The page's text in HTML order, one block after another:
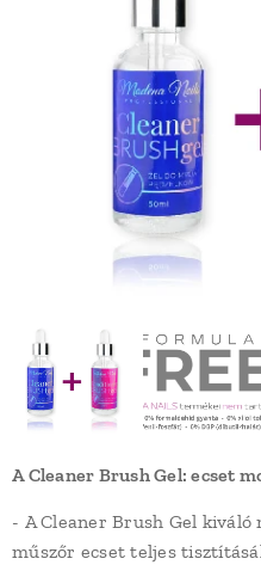
A Cleaner Brush Gel: ecset
- A Cleaner Brush Gel
műszőr ecset teljes